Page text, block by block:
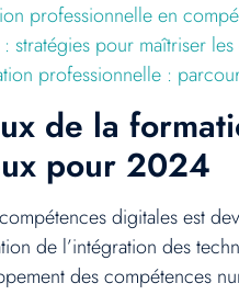
professionnelle en
stratégies pour maîtriser
professionnelle :
de la
pour 2024
digitales est
de l’intégration des
des compétences